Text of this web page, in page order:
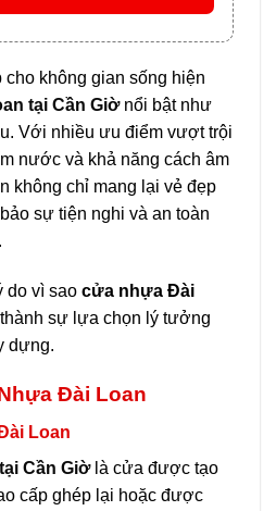
cho không gian sống hiện
tại Cần Giờnổi bật như
Với nhiều ưu điểm vượt trội
nước và khả năng cách âm
không chỉ mang lại vẻ đẹp
sự tiện nghi và an toàn
do vì sao cửa nhựa Đài
sự lựa chọn lý tưởng
dựng.
Đài Loan
Loan
Cần Giờlà cửa được tạo
cấp ghép lại hoặc được